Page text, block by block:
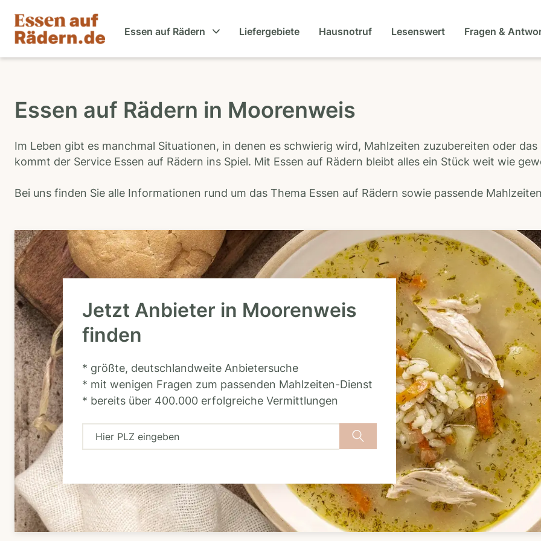
Essen auf Rädern Liefergebiete Hausnotruf Lesenswert Fragen &
Essen auf Rädern in Moorenweis
Im Leben gibt es manchmal Situationen, in denen es schwierig wird, Mahlzeiten zuzubereiten oder
kommt der Service Essen auf Rädern ins Spiel. Mit Essen auf Rädern bleibt alles ein Stück weit wie
Bei uns finden Sie alle Informationen rund um das Thema Essen auf Rädern sowie passende
Jetzt Anbieter in Moorenweis
finden
* größte, deutschlandweite Anbietersuche
* mit wenigen Fragen zum passenden Mahlzeiten-Dienst
* bereits über 400.000 erfolgreiche Vermittlungen
H
r
P
L